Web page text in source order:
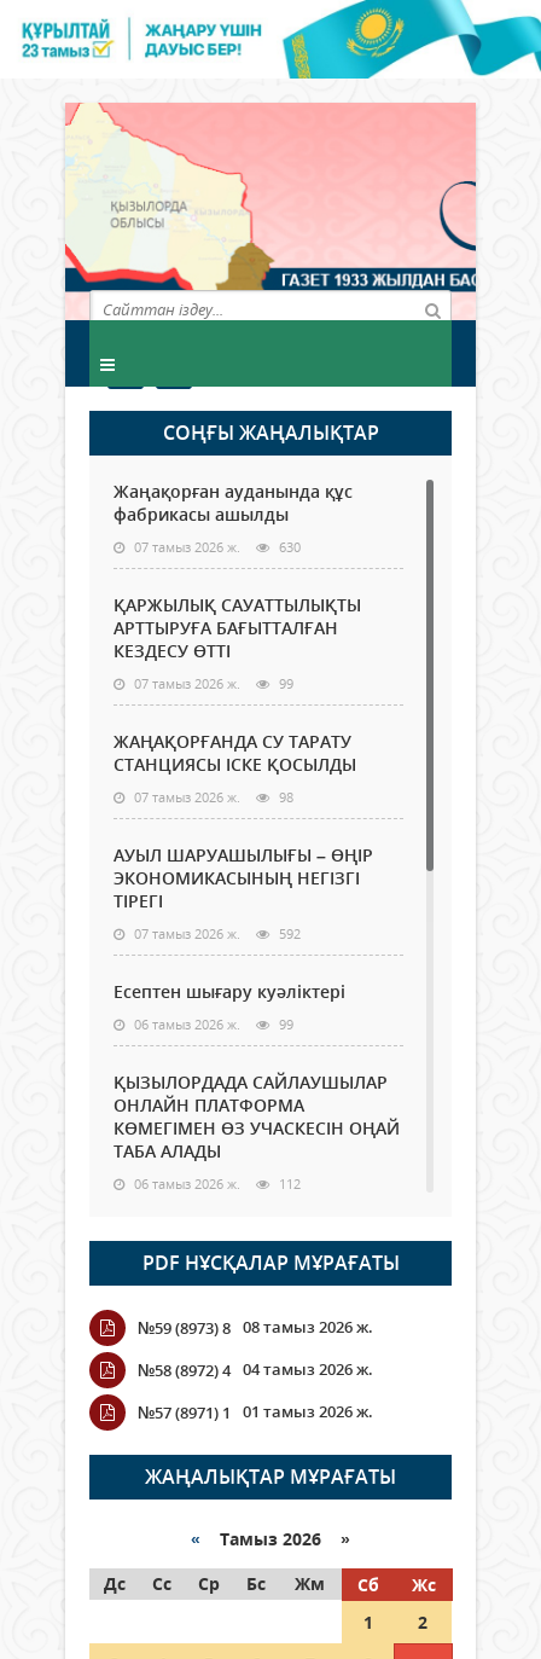
СОҢҒЫ ЖАҢАЛЫҚТАР
Жаңақорған ауданында құс
фабрикасы ашылды
07 тамыз 2026 ж. 630
ҚАРЖЫЛЫҚ САУАТТЫЛЫҚТЫ
АРТТЫРУҒА БАҒЫТТАЛҒАН
КЕЗДЕСУ ӨТТІ
07 тамыз 2026 ж. 99
ЖАҢАҚОРҒАНДА СУ ТАРАТУ
СТАНЦИЯСЫ ІСКЕ ҚОСЫЛДЫ
07 тамыз 2026 ж. 98
АУЫЛ ШАРУАШЫЛЫҒЫ – ӨҢІР
ЭКОНОМИКАСЫНЫҢ НЕГІЗГІ
ТІРЕГІ
07 тамыз 2026 ж. 592
Есептен шығару куәліктері
06 тамыз 2026 ж. 99
ҚЫЗЫЛОРДАДА САЙЛАУШЫЛАР
ОНЛАЙН ПЛАТФОРМА
КӨМЕГІМЕН ӨЗ УЧАСКЕСІН ОҢАЙ
ТАБА АЛАДЫ
06 тамыз 2026 ж. 112
Open Air: Қызылорда облысы
полиция департаменті 20
мыңнан астам көрерменнің
қауіпсіздігін қамтамасыз етті
06 тамыз 2026 ж.
Wi-Fi ҚАБЫРҒА АРҚЫЛЫ ҚАЛАЙ
ӨТЕДІ?
06 тамыз 2026 ж. 288
граждане Казахстана,
05 тамыз 2026 ж. 168
Шетелде жүрген Қазақстан
PDF НҰСҚАЛАР МҰРАҒАТЫ
№59 (8973) 8 08 тамыз 2026 ж.
№58 (8972) 4 04 тамыз 2026 ж.
№57 (8971) 1
01 тамыз 2026 ж.
ЖАҢАЛЫҚТАР МҰРАҒАТЫ
« Тамыз 2026 »
Дс
Сс Ср Бс Жм Сб
Жс
1
2